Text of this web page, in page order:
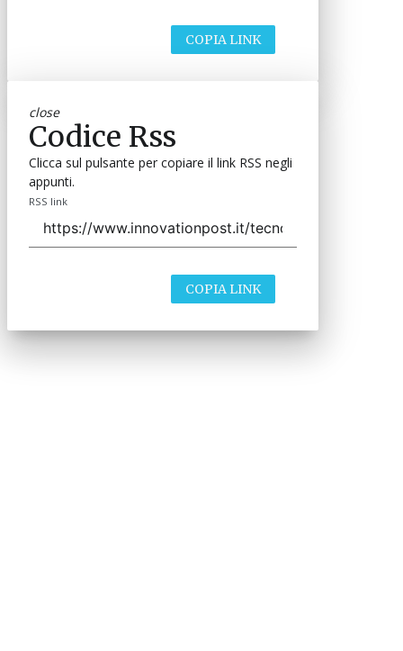
COPIA LINK
close
Codice Rss
Clicca sul pulsante per copiare il link RSS negli
appunti.
RSS link
COPIA LINK